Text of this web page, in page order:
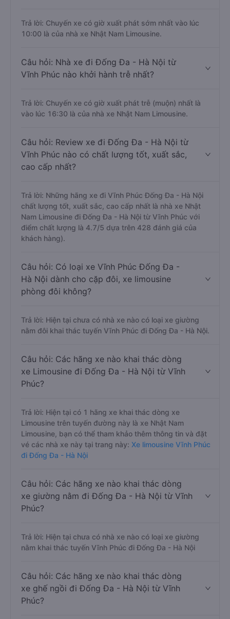
Trả lời: Chuyến xe có giờ xuất phát sớm nhất vào lúc
10:00 là của nhà xe Nhật Nam Limousine.
Câu hỏi: Nhà xe đi Đống Đa - Hà Nội từ
Vĩnh Phúc nào khởi hành trễ nhất?
Trả lời: Chuyến xe có giờ xuất phát trễ (muộn) nhất là
vào lúc 16:30 là của nhà xe Nhật Nam Limousine.
Câu hỏi: Review xe đi Đống Đa - Hà Nội từ
Vĩnh Phúc nào có chất lượng tốt, xuất sắc,
cao cấp nhất?
Trả lời: Những hãng xe đi Vĩnh Phúc Đống Đa - Hà Nội
chất lượng tốt, xuất sắc, cao cấp nhất là nhà xe Nhật
Nam Limousine đi Đống Đa - Hà Nội từ Vĩnh Phúc với
điểm chất lượng là 4.7/5 dựa trên 428 đánh giá của
khách hàng).
Câu hỏi: Có loại xe Vĩnh Phúc Đống Đa -
Hà Nội dành cho cặp đôi, xe limousine
phòng đôi không?
Trả lời: Hiện tại chưa có nhà xe nào có loại xe giường
nằm đôi khai thác tuyến Vĩnh Phúc đi Đống Đa - Hà Nội.
Câu hỏi: Các hãng xe nào khai thác dòng
xe Limousine đi Đống Đa - Hà Nội từ Vĩnh
Phúc?
Trả lời: Hiện tại có 1 hãng xe khai thác dòng xe
Limousine trên tuyến đường này là xe Nhật Nam
Limousine, bạn có thể tham khảo thêm thông tin và đặt
vé các nhà xe này tại trang này: Xe limousine Vĩnh Phúc
đi Đống Đa - Hà Nội
Câu hỏi: Các hãng xe nào khai thác dòng
xe giường nằm đi Đống Đa - Hà Nội từ Vĩnh
Phúc?
Trả lời: Hiện tại chưa có nhà xe nào có loại xe giường
nằm khai thác tuyến Vĩnh Phúc đi Đống Đa - Hà Nội
Câu hỏi: Các hãng xe nào khai thác dòng
xe ghế ngồi đi Đống Đa - Hà Nội từ Vĩnh
Phúc?